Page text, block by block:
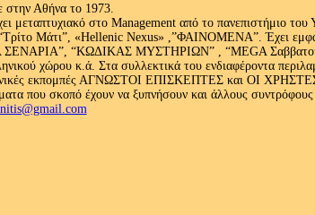
στην Αθήνα το 1973.
στο Management από το πανεπιστήμιο
Μάτι”, «Hellenic Nexus» ,”ΦΑΙΝΟΜΕΝΑ”. Έχει
“ΚΩΔΙΚΑΣ ΜΥΣΤΗΡΙΩΝ” , “MEGA
χώρου κ.ά. Στα συλλεκτικά του ενδιαφέροντα
εκπομπές ΑΓΝΩΣΤΟΙ ΕΠΙΣΚΕΠΤΕΣ και ΟΙ
σκοπό έχουν να ξυπνήσουν και άλλους συντρόφους